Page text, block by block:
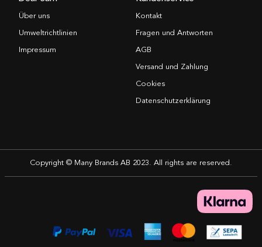
Über uns
Umweltrichtlinien
Impressum
Kontakt
Fragen und Antworten
AGB
Versand und Zahlung
Cookies
Datenschutzerklärung
Copyright © Many Brands AB 2023. All rights are reserved.